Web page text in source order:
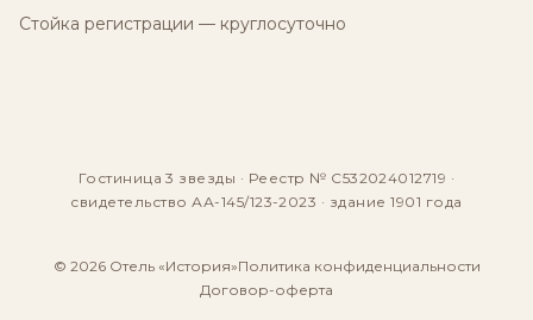
Стойка регистрации — круглосуточно
Гостиница 3 звезды · Реестр № С532024012719 ·
свидетельство АА-145/123-2023 · здание 1901 года
© 2026 Отель «История»Политика конфиденциальности
Договор-оферта